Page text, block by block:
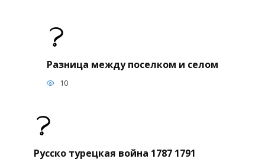
Разница между поселком и селом
10
Русско турецкая война 1787 1791